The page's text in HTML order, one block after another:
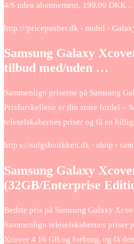
4/S uden abonnement. 199,00 DKK
http ://pricepusher.dk › mobil ›
Samsung Galaxy
tilbud med/uden …
Sammenlign priserne på Samsung
Prisforskellene er din store fordel –
teleselskabernes priser og få en
http s://salgsbutikken.dk › shop ›
Samsung Galaxy
(32GB/Enterprise
Bedste pris på Samsung Galaxy
Sammenlign teleselskabernes priser
Xcover 4 16 GB og forbrug, og få